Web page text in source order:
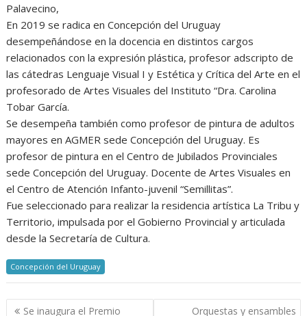
Palavecino,
En 2019 se radica en Concepción del Uruguay
desempeñándose en la docencia en distintos cargos
relacionados con la expresión plástica, profesor adscripto de
las cátedras Lenguaje Visual I y Estética y Crítica del Arte en el
profesorado de Artes Visuales del Instituto “Dra. Carolina
Tobar García.
Se desempeña también como profesor de pintura de adultos
mayores en AGMER sede Concepción del Uruguay. Es
profesor de pintura en el Centro de Jubilados Provinciales
sede Concepción del Uruguay. Docente de Artes Visuales en
el Centro de Atención Infanto-juvenil “Semillitas”.
Fue seleccionado para realizar la residencia artística La Tribu y
Territorio, impulsada por el Gobierno Provincial y articulada
desde la Secretaría de Cultura.
Concepción del Uruguay
Navegación
Se inaugura el Premio Orquestas y ensambles